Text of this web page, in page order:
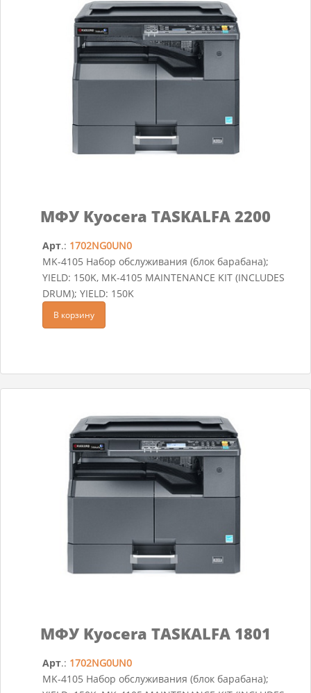
МФУ Kyocera TASKALFA 2200
Арт.: 1702NG0UN0
MK-4105 Набор обслуживания (блок барабана);
YIELD: 150K, MK-4105 MAINTENANCE KIT (INCLUDES
DRUM); YIELD: 150K
В корзину
МФУ Kyocera TASKALFA 1801
Арт.: 1702NG0UN0
MK-4105 Набор обслуживания (блок барабана);